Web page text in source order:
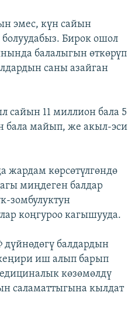
эмес, күн сайын
Бирок ошол
балалыгын өткөрүп
саны азайган
11 миллион бала 5
бала майып, же акыл-эси
жардам көрсөтүлгөндө
миңдеген балдар
зомбулуктун
коңгуроо кагышууда.
балдардын
иш алып барып
көзөмөлдү
саламаттыгына кылдат